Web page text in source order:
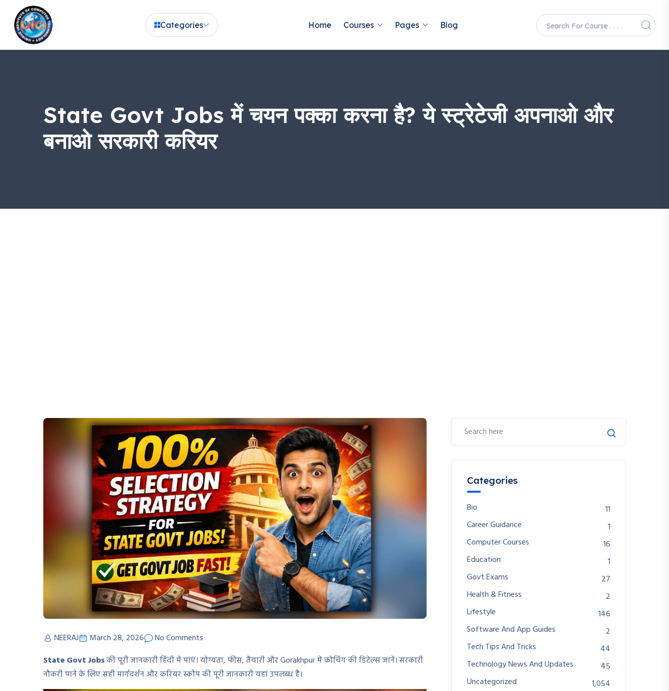
Categories Home Courses Pages Blog
State Govt Jobs में चयन पक्का करना है? ये स्ट्रेटेजी अपनाओ और
बनाओ सरकारी करियर
NEERAJ March 28, 2026
No Comments
State Govt Jobsकी पूरी जानकारी हिंदी में पाएं। योग्यता, फीस, तैयारी और Gorakhpur में कोचिंग की डिटेल्स जानें। सरकारी
नौकरी पाने के लिए सही मार्गदर्शन और करियर स्कोप की पूरी जानकारी यहां उपलब्ध है।
Categories
Bio
11
Career Guidance
1
Computer Courses
16
Education
1
Govt Exams
27
Health & Fitness
2
Lifestyle
146
Software And App Guides
2
Tech Tips And Tricks
44
Technology News And Updates
45
Uncategorized
1,054